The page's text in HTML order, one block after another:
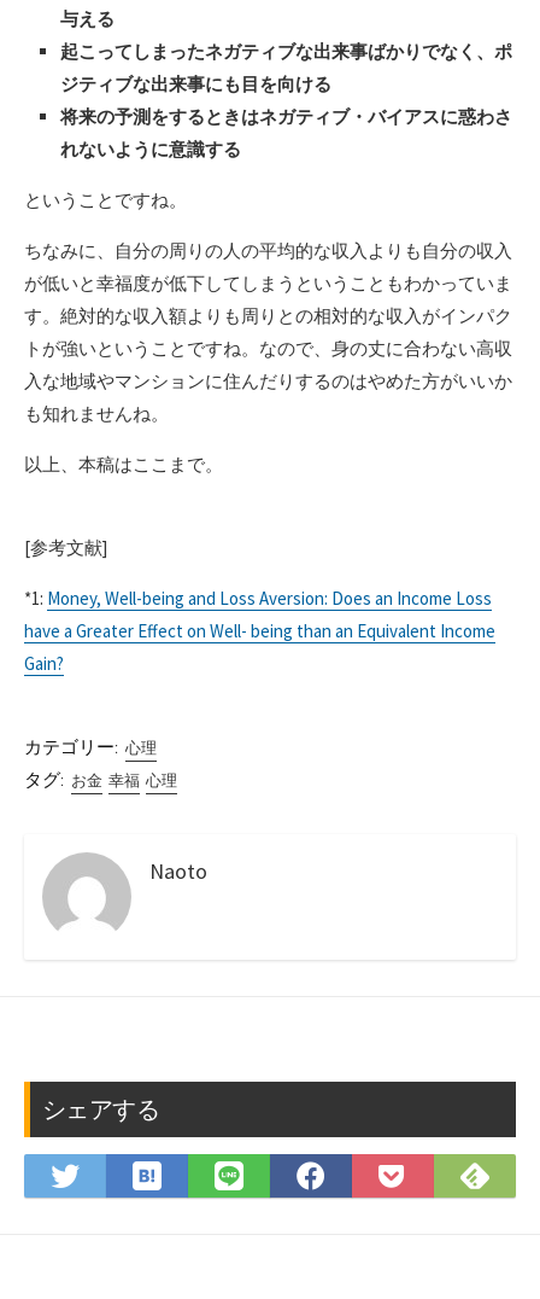
与える
起こってしまったネガティブな出来事ばかりでなく、ポ
ジティブな出来事にも目を向ける
将来の予測をするときはネガティブ・バイアスに惑わさ
れないように意識する
ということですね。
ちなみに、自分の周りの人の平均的な収入よりも自分の収入
が低いと幸福度が低下してしまうということもわかっていま
す。絶対的な収入額よりも周りとの相対的な収入がインパク
トが強いということですね。なので、身の丈に合わない高収
入な地域やマンションに住んだりするのはやめた方がいいか
も知れませんね。
以上、本稿はここまで。
[参考文献]
*1: Money, Well-being and Loss Aversion: Does an Income Loss
have a Greater Effect on Well- being than an Equivalent Income
Gain?
カテゴリー: 心理
タグ: お金 幸福 心理
Naoto
シェアする
Twitter
で
は
て
LINE
で
Facebook
で
Pocket
に
で